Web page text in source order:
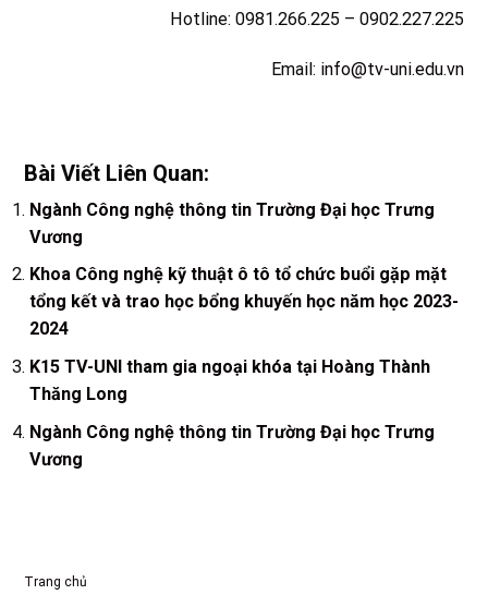
Hotline: 0981.266.225 – 0902.227.225
Email: info@tv-uni.edu.vn
Bài Viết Liên Quan:
Ngành Công nghệ thông tin Trường Đại học Trưng
Vương
Khoa Công nghệ kỹ thuật ô tô tổ chức buổi gặp mặt
tổng kết và trao học bổng khuyến học năm học 2023-
2024
K15 TV-UNI tham gia ngoại khóa tại Hoàng Thành
Thăng Long
Ngành Công nghệ thông tin Trường Đại học Trưng
Vương
Trang chủ